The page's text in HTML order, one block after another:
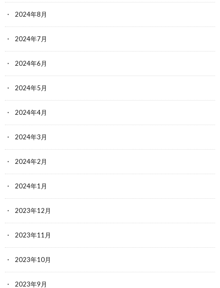
2024年8月
2024年7月
2024年6月
2024年5月
2024年4月
2024年3月
2024年2月
2024年1月
2023年12月
2023年11月
2023年10月
2023年9月